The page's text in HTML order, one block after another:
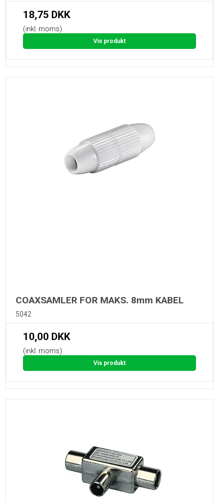
18,75 DKK
(inkl. moms)
Vis produkt
COAXSAMLER FOR MAKS. 8mm KABEL
5042
10,00 DKK
(inkl. moms)
Vis produkt